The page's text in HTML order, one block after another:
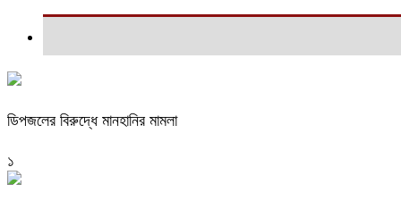
ডিপজলের বিরুদ্ধে মানহানির মামলা
১